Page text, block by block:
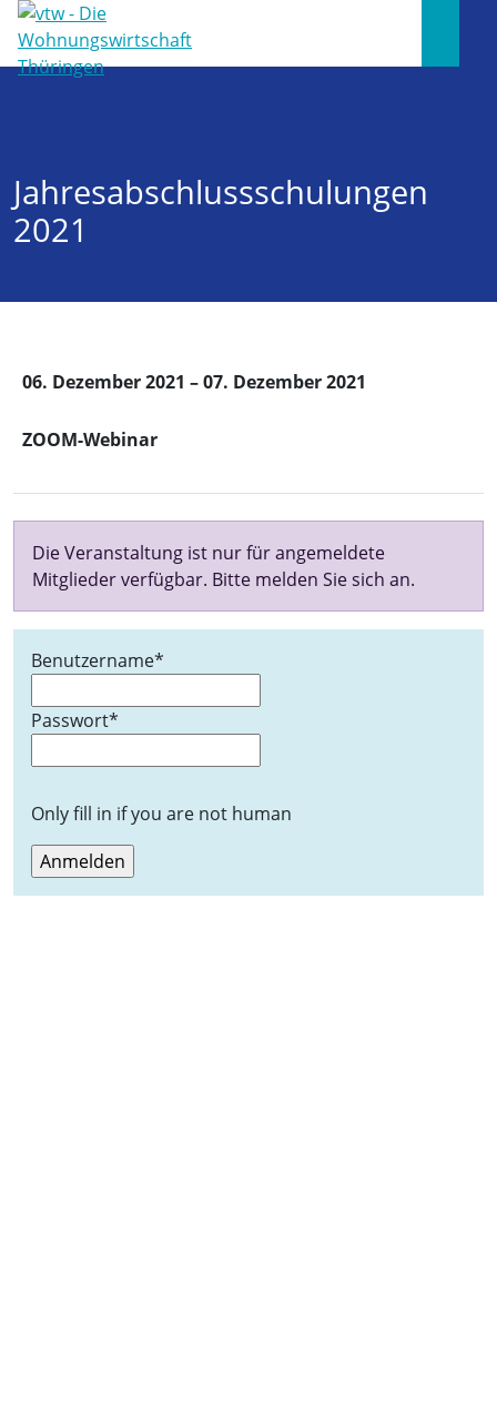
Jahresabschlussschulungen
2021
06. Dezember 2021 – 07. Dezember 2021
ZOOM-Webinar
Die Veranstaltung ist nur für angemeldete
Mitglieder verfügbar. Bitte melden Sie sich an.
Benutzername*
Passwort*
Only fill in if you are not human